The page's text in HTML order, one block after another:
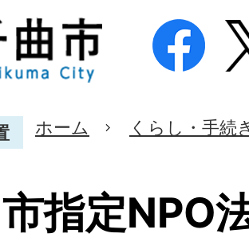
ホーム くらし・手続
指定NPO